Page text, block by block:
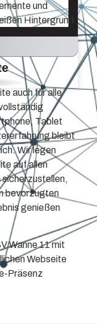
und
Hintergrund
auch für alle
Tablet
bleibt
Wir legen
auf allen
bevorzugten
genießen
Wanne 11 mit
Webseite
Präsenz